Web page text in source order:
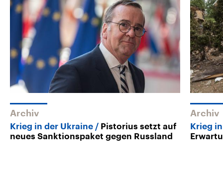
Archiv
Krieg in der Ukraine
Pistorius setzt auf
neues Sanktionspaket gegen Russland
Archiv
Krieg